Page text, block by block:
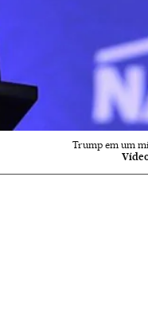
Trump em um